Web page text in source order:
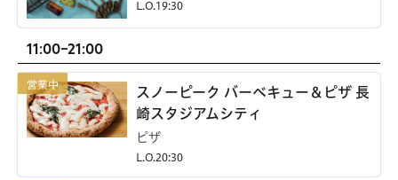
L.O.19:30
11:00-21:00
スノーピーク バーベキュー＆ピザ 長
崎スタジアムシティ
ピザ
L.O.20:30